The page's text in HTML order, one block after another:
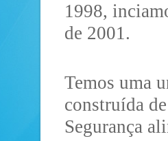
1998,
de 2001.
Temos uma
construída
Segurança